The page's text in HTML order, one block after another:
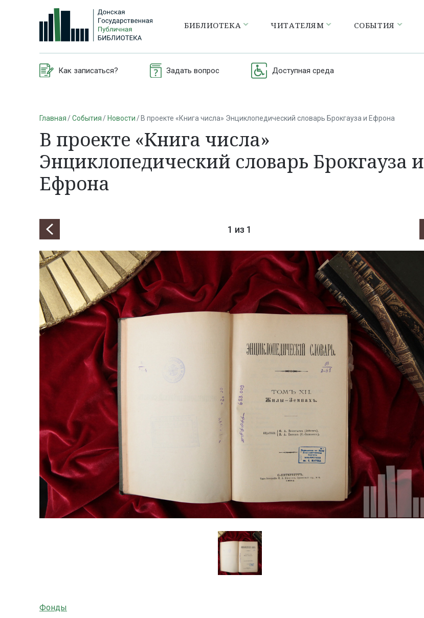
БИБЛИОТЕКА ЧИТАТЕЛЯМ СОБЫТИЯ
Как записаться? Задать вопрос Доступная среда
Главная События Новости В проекте «Книга числа» Энциклопедический словарь Брокгауза и Ефрона
В проекте «Книга числа»
Энциклопедический словарь Брокгауза и
Ефрона
1 из 1
Фонды